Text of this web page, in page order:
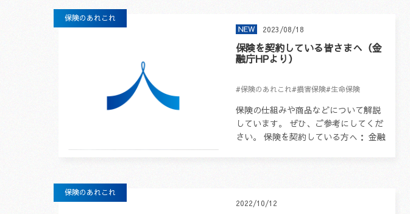
保険のあれこれ
2023/08/18
保険を契約している皆さまへ（金
融庁HPより）
#保険のあれこれ#損害保険#生命保険
保険の仕組みや商品などについて解説
しています。 ぜひ、ご参考にしてくだ
さい。 保険を契約している方へ： 金融
保険のあれこれ
2022/10/12